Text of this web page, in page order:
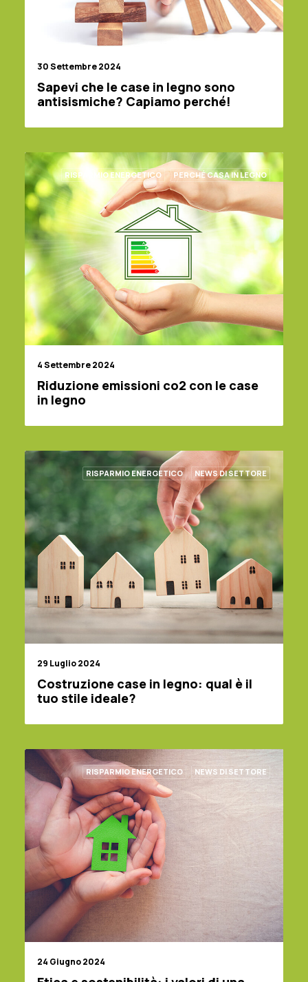
30 Settembre 2024
Sapevi che le case in legno sono
antisismiche? Capiamo perché!
RISPARMIO ENERGETICO PERCHÉ CASA IN LEGNO
4 Settembre 2024
Riduzione emissioni co2 con le case
in legno
RISPARMIO ENERGETICO NEWS DI SETTORE
29 Luglio 2024
Costruzione case in legno: qual è il
tuo stile ideale?
RISPARMIO ENERGETICO NEWS DI SETTORE
24 Giugno 2024